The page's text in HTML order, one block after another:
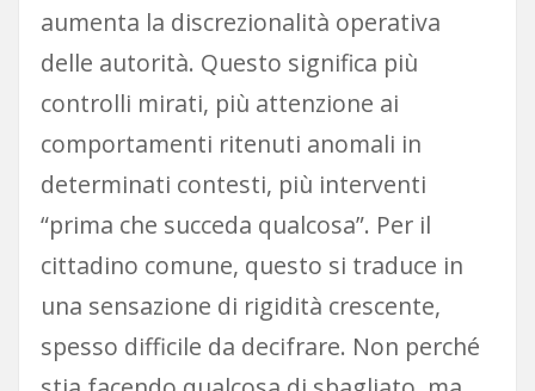
aumenta la discrezionalità operativa
delle autorità. Questo significa più
controlli mirati, più attenzione ai
comportamenti ritenuti anomali in
determinati contesti, più interventi
“prima che succeda qualcosa”. Per il
cittadino comune, questo si traduce in
una sensazione di rigidità crescente,
spesso difficile da decifrare. Non perché